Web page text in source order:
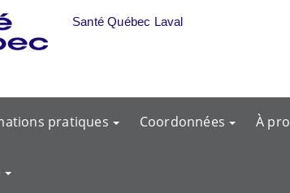
Santé Québec Laval
pratiques Coordonnées À